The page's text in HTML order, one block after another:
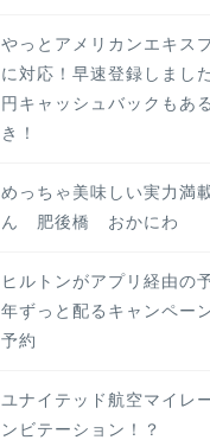
やっとアメリカンエキス
に対応！早速登録しま
円キャッシュバックもあ
き！
めっちゃ美味しい実力満
ん 肥後橋 おかにわ
ヒルトンがアプリ経由の
年ずっと配るキャンペー
予約
ユナイテッド航空マイレ
ンビテーション！？